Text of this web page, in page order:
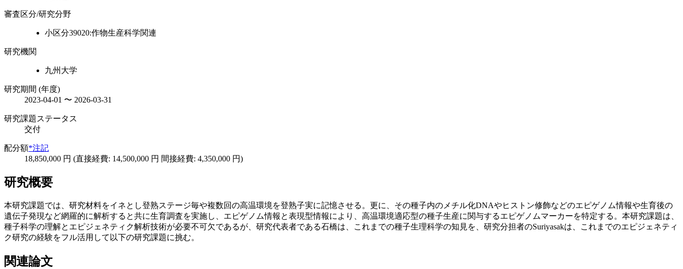
審査区分/研究分野
小区分39020:作物生産科学関連
研究機関
九州大学
研究期間 (年度)
2023-04-01 〜 2026-03-31
研究課題ステータス
交付
配分額*注記
18,850,000 円 (直接経費: 14,500,000 円 間接経費: 4,350,000 円)
研究概要
本研究課題では、研究材料をイネとし登熟ステージ毎や複数回の高温環境を登熟子実に記憶させる。更に、その種子内のメチル化DNAやヒストン修飾などのエピゲノム情報や生育後の
遺伝子発現など網羅的に解析すると共に生育調査を実施し、エピゲノム情報と表現型情報により、高温環境適応型の種子生産に関与するエピゲノムマーカーを特定する。本研究課題は、
種子科学の理解とエピジェネティク解析技術が必要不可欠であるが、研究代表者である石橋は、これまでの種子生理科学の知見を、研究分担者のSuriyasakは、これまでのエピジェネティ
ク研究の経験をフル活用して以下の研究課題に挑む。
関連論文